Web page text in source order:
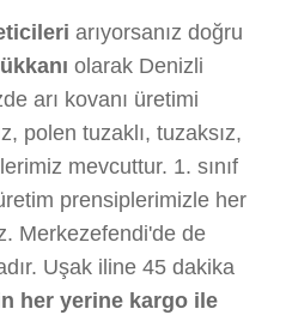
arıyorsanız doğru
olarak Denizli
arı kovanı üretimi
polen tuzaklı, tuzaksız,
mevcuttur. 1. sınıf
prensiplerimizle her
Merkezefendi'de de
Uşak iline 45 dakika
her yerine kargo ile